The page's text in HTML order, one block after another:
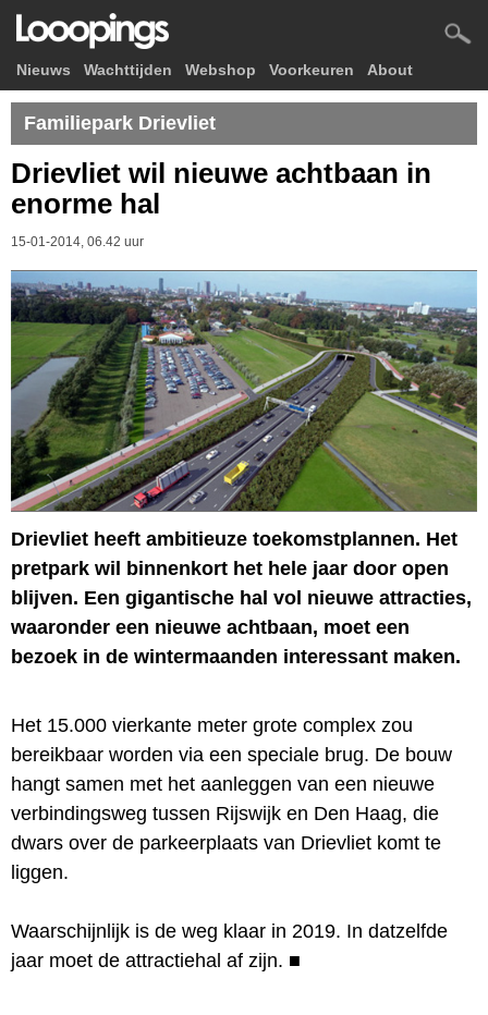
Nieuws Wachttijden Webshop Voorkeuren About
Familiepark Drievliet
Drievliet wil nieuwe achtbaan in
enorme hal
15-01-2014, 06.42 uur
Drievliet heeft ambitieuze toekomstplannen. Het
pretpark wil binnenkort het hele jaar door open
blijven. Een gigantische hal vol nieuwe attracties,
waaronder een nieuwe achtbaan, moet een
bezoek in de wintermaanden interessant maken.
Het 15.000 vierkante meter grote complex zou
bereikbaar worden via een speciale brug. De bouw
hangt samen met het aanleggen van een nieuwe
verbindingsweg tussen Rijswijk en Den Haag, die
dwars over de parkeerplaats van Drievliet komt te
liggen.
Waarschijnlijk is de weg klaar in 2019. In datzelfde
jaar moet de attractiehal af zijn. ■